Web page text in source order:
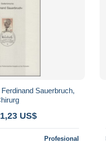
Sauerbruch,
US$
Profesional